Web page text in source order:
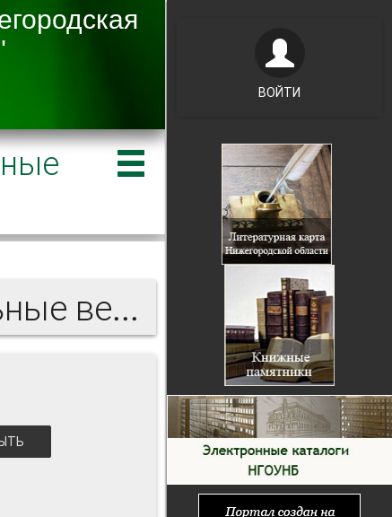
Нижегородские епархиальные ведомости 1905
ВОЙТИ